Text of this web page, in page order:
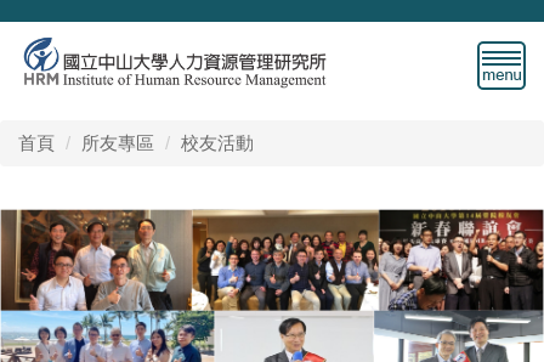
跳
到
主
容
首頁 所友專區 校友活動